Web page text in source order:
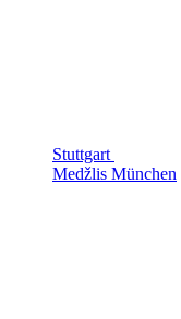
Stuttgart
Medžlis München